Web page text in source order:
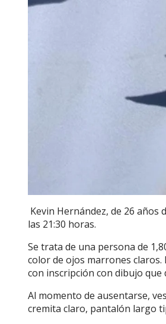
Kevin Hernández, de 26 años
las 21:30 horas.
Se trata de una persona de
color de ojos marrones claros.
con inscripción con dibujo que
Al momento de ausentarse,
cremita claro, pantalón largo